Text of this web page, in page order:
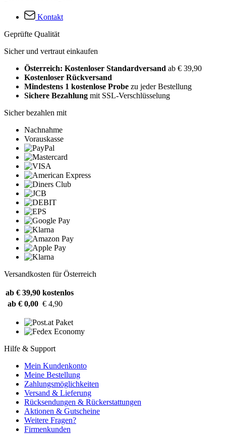
Kontakt
Geprüfte Qualität
Sicher und vertraut einkaufen
Österreich: Kostenloser Standardversand ab € 39,90
Kostenloser Rückversand
Mindestens 1 kostenlose Probe zu jeder Bestellung
Sichere Bezahlung mit SSL-Verschlüsselung
Sicher bezahlen mit
Nachnahme
Vorauskasse
Versandkosten für Österreich
ab € 39,90 kostenlos
ab € 0,00 € 4,90
Hilfe & Support
Mein Kundenkonto
Meine Bestellung
Zahlungsmöglichkeiten
Versand & Lieferung
Rücksendungen & Rückerstattungen
Aktionen & Gutscheine
Weitere Fragen?
Firmenkunden